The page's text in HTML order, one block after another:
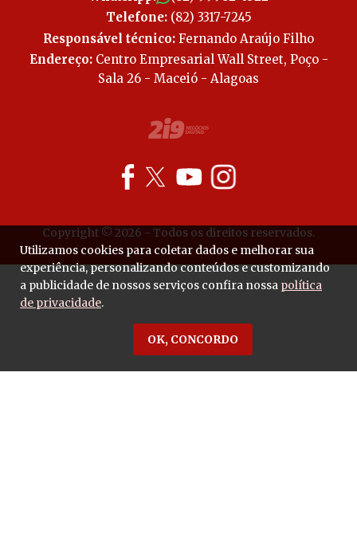
Telefone:(82) 3317-7245
Responsável técnico: Fernando Araújo Filho
Endereço:Centro Empresarial Wall Street, Poço -
Sala 26 - Maceió - Alagoas
Copyright © 2026 - Todos os direitos reservados.
Utilizamos cookies para coletar dados e melhorar sua
experiência, personalizando conteúdos e customizando
a publicidade de nossos serviços confira nossa política
de privacidade.
OK, CONCORDO